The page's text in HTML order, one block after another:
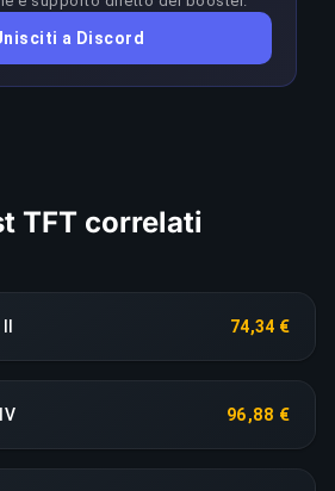
fa scattare una
senza costi aggiuntivi.
a Discord
TFT correlati
74,34 €
96,88 €